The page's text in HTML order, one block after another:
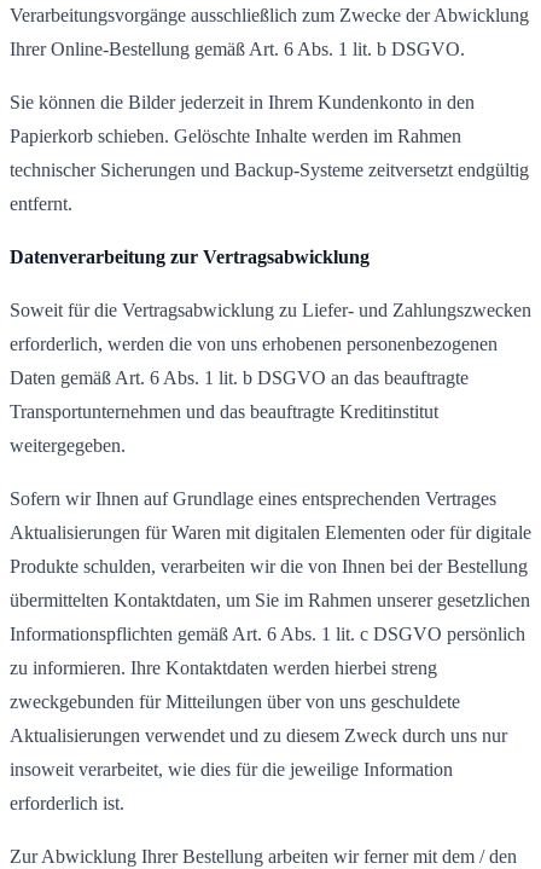
Verarbeitungsvorgänge ausschließlich zum Zwecke der Abwicklung
Ihrer Online-Bestellung gemäß Art. 6 Abs. 1 lit. b DSGVO.
Sie können die Bilder jederzeit in Ihrem Kundenkonto in den
Papierkorb schieben. Gelöschte Inhalte werden im Rahmen
technischer Sicherungen und Backup-Systeme zeitversetzt endgültig
entfernt.
Datenverarbeitung zur Vertragsabwicklung
Soweit für die Vertragsabwicklung zu Liefer- und Zahlungszwecken
erforderlich, werden die von uns erhobenen personenbezogenen
Daten gemäß Art. 6 Abs. 1 lit. b DSGVO an das beauftragte
Transportunternehmen und das beauftragte Kreditinstitut
weitergegeben.
Sofern wir Ihnen auf Grundlage eines entsprechenden Vertrages
Aktualisierungen für Waren mit digitalen Elementen oder für digitale
Produkte schulden, verarbeiten wir die von Ihnen bei der Bestellung
übermittelten Kontaktdaten, um Sie im Rahmen unserer gesetzlichen
Informationspflichten gemäß Art. 6 Abs. 1 lit. c DSGVO persönlich
zu informieren. Ihre Kontaktdaten werden hierbei streng
zweckgebunden für Mitteilungen über von uns geschuldete
Aktualisierungen verwendet und zu diesem Zweck durch uns nur
insoweit verarbeitet, wie dies für die jeweilige Information
erforderlich ist.
Zur Abwicklung Ihrer Bestellung arbeiten wir ferner mit dem / den